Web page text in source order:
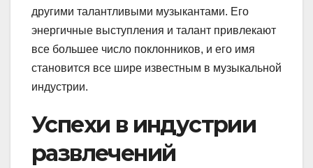
другими талантливыми музыкантами. Его
энергичные выступления и талант привлекают
все большее число поклонников, и его имя
становится все шире известным в музыкальной
индустрии.
Успехи в индустрии
развлечений